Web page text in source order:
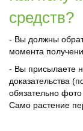
средств?
- Вы должны
момента
- Вы присылаете
доказательства
обязательно
Само растение